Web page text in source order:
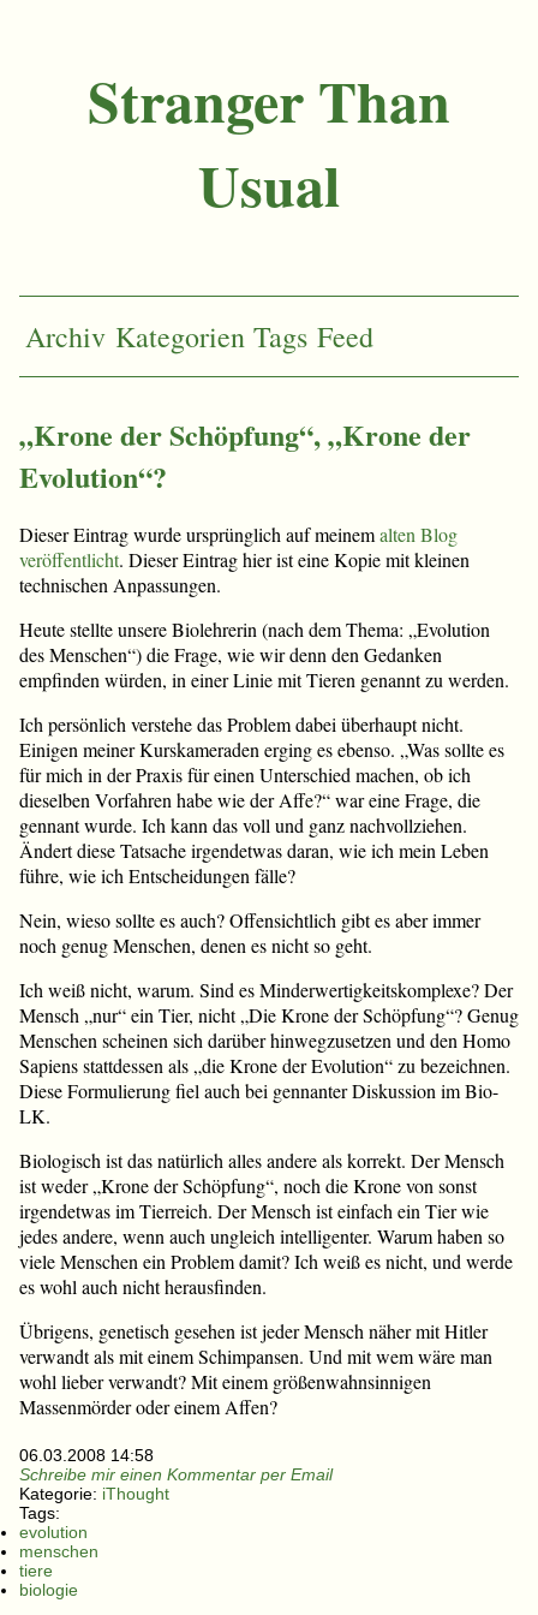
Stranger Than
Usual
Archiv Kategorien Tags Feed
„Krone der Schöpfung“, „Krone der
Evolution“?
Dieser Eintrag wurde ursprünglich auf meinemalten Blog
veröffentlicht. Dieser Eintrag hier ist eine Kopie mit kleinen
technischen Anpassungen.
Heute stellte unsere Biolehrerin (nach dem Thema: „Evolution
des Menschen“) die Frage, wie wir denn den Gedanken
empfinden würden, in einer Linie mit Tieren genannt zu werden.
Ich persönlich verstehe das Problem dabei überhaupt nicht.
Einigen meiner Kurskameraden erging es ebenso. „Was sollte es
für mich in der Praxis für einen Unterschied machen, ob ich
dieselben Vorfahren habe wie der Affe?“ war eine Frage, die
gennant wurde. Ich kann das voll und ganz nachvollziehen.
Ändert diese Tatsache irgendetwas daran, wie ich mein Leben
führe, wie ich Entscheidungen fälle?
Nein, wieso sollte es auch? Offensichtlich gibt es aber immer
noch genug Menschen, denen es nicht so geht.
Ich weiß nicht, warum. Sind es Minderwertigkeitskomplexe? Der
Mensch „nur“ ein Tier, nicht „Die Krone der Schöpfung“? Genug
Menschen scheinen sich darüber hinwegzusetzen und den Homo
Sapiens stattdessen als „die Krone der Evolution“ zu bezeichnen.
Diese Formulierung fiel auch bei gennanter Diskussion im Bio-
LK.
Biologisch ist das natürlich alles andere als korrekt. Der Mensch
ist weder „Krone der Schöpfung“, noch die Krone von sonst
irgendetwas im Tierreich. Der Mensch ist einfach ein Tier wie
jedes andere, wenn auch ungleich intelligenter. Warum haben so
viele Menschen ein Problem damit? Ich weiß es nicht, und werde
es wohl auch nicht herausfinden.
Übrigens, genetisch gesehen ist jeder Mensch näher mit Hitler
verwandt als mit einem Schimpansen. Und mit wem wäre man
wohl lieber verwandt? Mit einem größenwahnsinnigen
Massenmörder oder einem Affen?
06.03.2008 14:58
Schreibe mir einen Kommentar per Email
Kategorie: iThought
Tags:
evolution
menschen
tiere
biologie